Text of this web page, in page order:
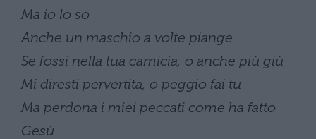
Ma io lo so
Anche un maschio a volte piange
Se fossi nella tua camicia, o anche più giù
Mi diresti pervertita, o peggio fai tu
Ma perdona i miei peccati come ha fatto
Gesù